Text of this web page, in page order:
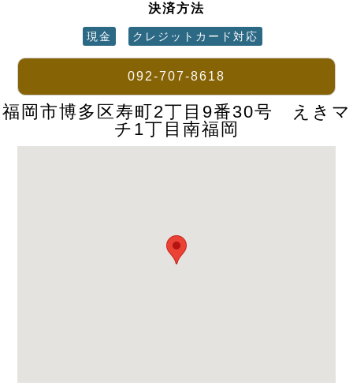
決済方法
現金 クレジットカード対応
092-707-8618
福岡市博多区寿町2丁目9番30号 えきマ
チ1丁目南福岡